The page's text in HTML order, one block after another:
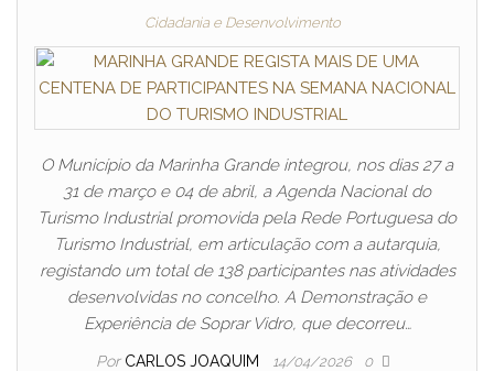
Cidadania e Desenvolvimento
O Município da Marinha Grande integrou, nos dias 27 a
31 de março e 04 de abril, a Agenda Nacional do
Turismo Industrial promovida pela Rede Portuguesa do
Turismo Industrial, em articulação com a autarquia,
registando um total de 138 participantes nas atividades
desenvolvidas no concelho. A Demonstração e
Experiência de Soprar Vidro, que decorreu…
Por CARLOS JOAQUIM 14/04/2026 0